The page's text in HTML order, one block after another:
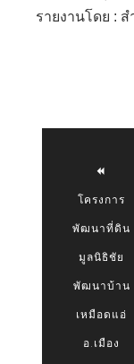
รายงานโดย :
โครงการ
พัฒนาที่ดิน
มูลนิธิชัย
พัฒนาบ้าน
เหมือดแอ่
อ.เมือง